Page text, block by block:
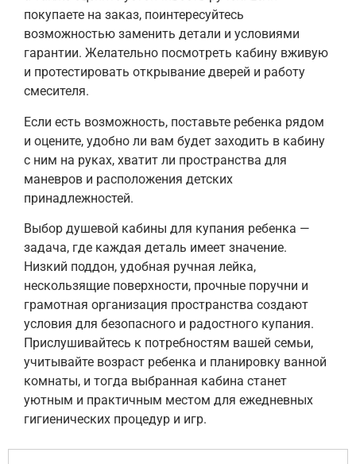
покупаете на заказ, поинтересуйтесь
возможностью заменить детали и условиями
гарантии. Желательно посмотреть кабину вживую
и протестировать открывание дверей и работу
смесителя.
Если есть возможность, поставьте ребенка рядом
и оцените, удобно ли вам будет заходить в кабину
с ним на руках, хватит ли пространства для
маневров и расположения детских
принадлежностей.
Выбор душевой кабины для купания ребенка —
задача, где каждая деталь имеет значение.
Низкий поддон, удобная ручная лейка,
нескользящие поверхности, прочные поручни и
грамотная организация пространства создают
условия для безопасного и радостного купания.
Прислушивайтесь к потребностям вашей семьи,
учитывайте возраст ребенка и планировку ванной
комнаты, и тогда выбранная кабина станет
уютным и практичным местом для ежедневных
гигиенических процедур и игр.